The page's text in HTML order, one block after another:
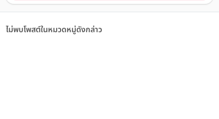
ไม่พบโพสต์ในหมวดหมู่ดังกล่าว